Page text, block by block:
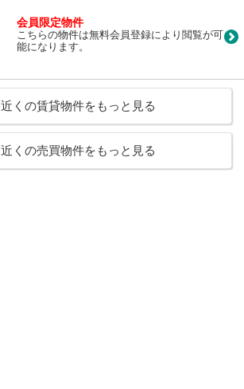
会員限定物件
こちらの物件は無料会員登録により閲覧が可
能になります。
近くの賃貸物件をもっと見る
近くの売買物件をもっと見る